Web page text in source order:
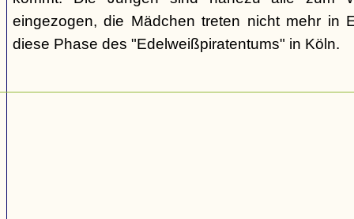
eingezogen, die Mädchen treten nicht mehr in
diese Phase des "Edelweißpiratentums" in Köln.